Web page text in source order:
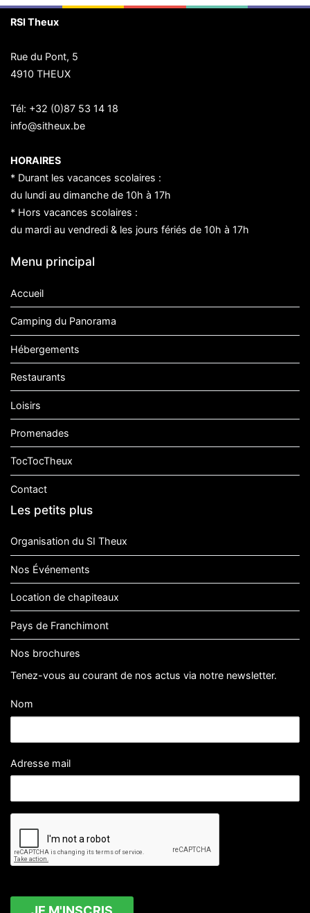
RSI Theux
Rue du Pont, 5
4910 THEUX
Tél: +32 (0)87 53 14 18
info@sitheux.be
HORAIRES
* Durant les vacances scolaires :
du lundi au dimanche de 10h à 17h
* Hors vacances scolaires :
du mardi au vendredi & les jours fériés de 10h à 17h
Menu principal
Accueil
Camping du Panorama
Hébergements
Restaurants
Loisirs
Promenades
TocTocTheux
Contact
Les petits plus
Organisation du SI Theux
Nos Événements
Location de chapiteaux
Pays de Franchimont
Nos brochures
Tenez-vous au courant de nos actus via notre newsletter.
Nom
Adresse mail